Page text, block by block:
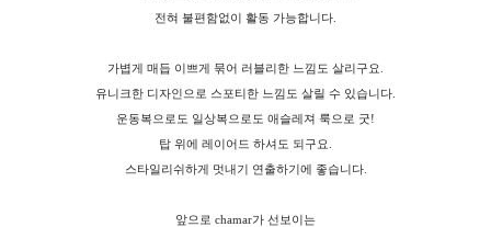
전혀 불편함없이 활동 가능합니다.
가볍게 매듭 이쁘게 묶어 러블리한 느낌도 살리구요.
유니크한 디자인으로 스포티한 느낌도 살릴 수 있습니다.
운동복으로도 일상복으로도 애슬레져 룩으로 굿!
탑 위에 레이어드 하셔도 되구요.
스타일리쉬하게 멋내기 연출하기에 좋습니다.
앞으로 chamar가 선보이는